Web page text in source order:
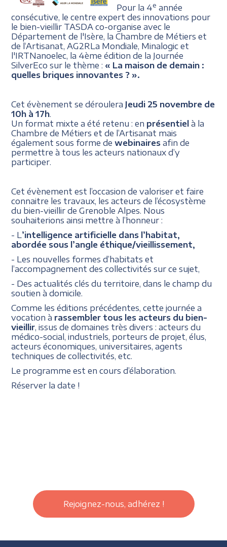
Pour la 4e année
consécutive, le centre expert des innovations pour
le bien-vieillir TASDA co-organise avec le
Département de l'Isère, la Chambre de Métiers et
de l‘Artisanat, AG2RLa Mondiale, Minalogic et
l'IRTNanoelec, la 4ème édition de la Journée
SilverEco sur le thème : « La maison de demain :
quelles briques innovantes ? ».
Cet évènement se déroulera Jeudi 25 novembre de
10h à 17h
Un format mixte a été retenu : en présentiel à la
Chambre de Métiers et de l’Artisanat mais
également sous forme dewebinaires afin de
permettre à tous les acteurs nationaux d’y
participer.
Cet évènement est l’occasion de valoriser et faire
connaitre les travaux, les acteurs de l’écosystème
du bien-vieillir de Grenoble Alpes. Nous
souhaiterions ainsi mettre à l’honneur :
- L ’intelligence artificielle dans l’habitat,
abordée sous l’angle éthique/vieillissement,
- Les nouvelles formes d’habitats et
l’accompagnement des collectivités sur ce sujet,
- Des actualités clés du territoire, dans le champ du
soutien à domicile.
Comme les éditions précédentes, cette journée a
vocation à rassembler tous les acteurs du bien-
vieillir , issus de domaines très divers : acteurs du
médico-social, industriels, porteurs de projet, élus,
acteurs économiques, universitaires, agents
techniques de collectivités, etc.
Le programme est en cours d’élaboration.
Réserver la date !
Rejoignez-nous, adhérez !